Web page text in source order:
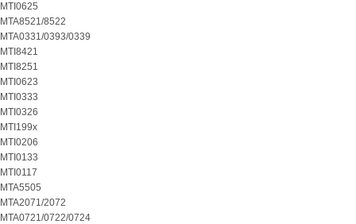
MTI0625
MTA8521/8522
MTA0331/0393/0339
MTI8421
MTI8251
MTI0623
MTI0333
MTI0326
MTI199x
MTI0206
MTI0133
MTI0117
MTA5505
MTA2071/2072
MTA0721/0722/0724